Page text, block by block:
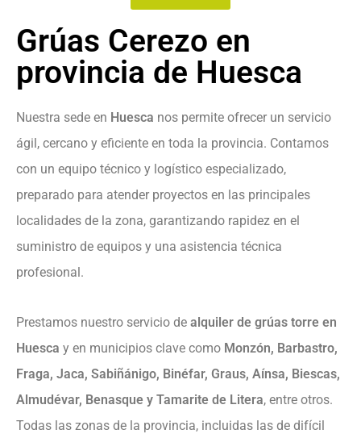
Grúas Cerezo en
provincia de Huesca
Nuestra sede en Huesca nos permite ofrecer un servicio
ágil, cercano y eficiente en toda la provincia. Contamos
con un equipo técnico y logístico especializado,
preparado para atender proyectos en las principales
localidades de la zona, garantizando rapidez en el
suministro de equipos y una asistencia técnica
profesional.
Prestamos nuestro servicio de alquiler de grúas torre en
Huesca y en municipios clave como Monzón, Barbastro,
Fraga, Jaca, Sabiñánigo, Binéfar, Graus, Aínsa, Biescas,
Almudévar, Benasque y Tamarite de Litera, entre otros.
Todas las zonas de la provincia, incluidas las de difícil